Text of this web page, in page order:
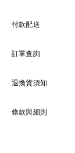
付款配送
訂單查詢
退換貨須知
條款與細則